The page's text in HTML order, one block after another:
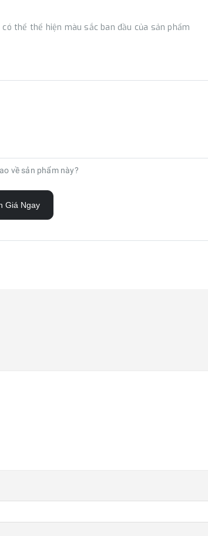
thể thể hiện màu sắc ban đầu của sản phẩm
về sản phẩm này?
Giá Ngay